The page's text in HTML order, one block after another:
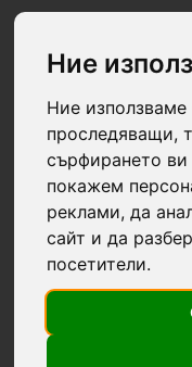
Ние
Ние използваме
проследяващи,
сърфирането ви
покажем
реклами, да
сайт и да
посетители.